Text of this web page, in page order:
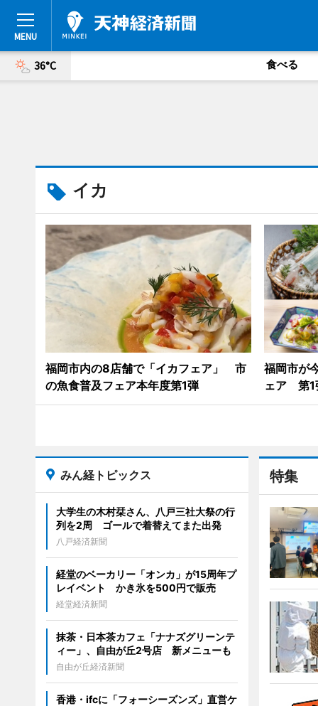
36°C 食べる
イカ
福岡市内の8店舗で「イカフェア」 市
の魚食普及フェア本年度第1弾
福岡市が
ェア 第1
特集
みん経トピックス
大学生の木村栞さん、八戸三社大祭の行
列を2周 ゴールで着替えてまた出発
八戸経済新聞
経堂のベーカリー「オンカ」が15周年プ
レイベント かき氷を500円で販売
経堂経済新聞
抹茶・日本茶カフェ「ナナズグリーンテ
ィー」、自由が丘2号店 新メニューも
自由が丘経済新聞
香港・ifcに「フォーシーズンズ」直営ケ